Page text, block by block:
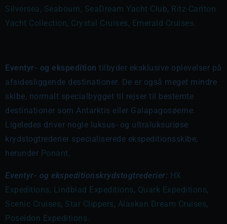
Silversea, Seabourn, SeaDream Yacht Club, Ritz-Carlton
Yacht Collection, Crystal Cruises, Emerald Cruises.
Eventyr- og ekspedition tilbyder eksklusive oplevelser på
afsidesliggende destinationer. De er også meget mindre
skibe, normalt specialbygget til rejser til bestemte
destinationer som Antarktis eller Galapagosøerne.
Ligeledes driver nogle luksus- og ultraluksuriøse
krydstogtrederier specialiserede ekspeditionsskibe,
herunder Ponant.
Eventyr- og ekspeditionskrydstogtrederier: HX
Expeditions, Lindblad Expeditions, Quark Expeditions,
Scenic Cruises, Star Clippers, Alaskan Dream Cruises,
Poseidon Expeditions.